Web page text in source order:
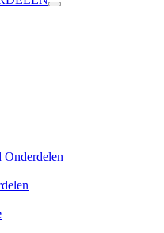
Onderdelen